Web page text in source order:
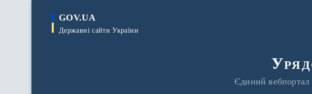
GOV.UA
Державні сайти України
Єдиний вебпортал